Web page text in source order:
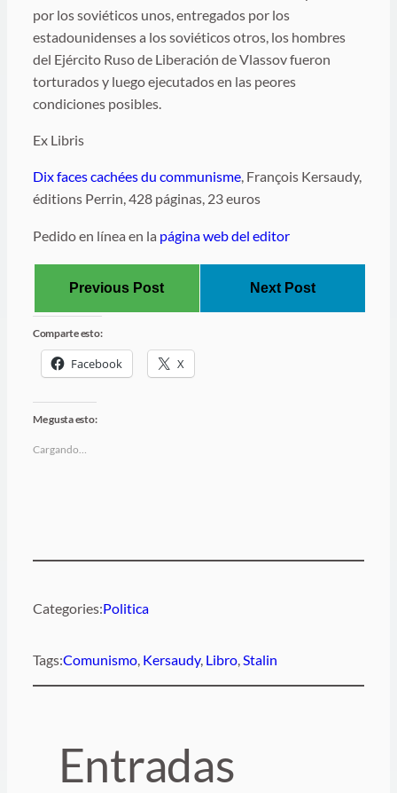
por los soviéticos unos, entregados por los
estadounidenses a los soviéticos otros, los hombres
del Ejército Ruso de Liberación de Vlassov fueron
torturados y luego ejecutados en las peores
condiciones posibles.
Ex Libris
Dix faces cachées du communisme, François Kersaudy,
éditions Perrin, 428 páginas, 23 euros
Pedido en línea en la página web del editor
Previous Post Next Post
Comparte esto:
Facebook X
Me gusta esto:
Cargando…
Categories:Politica
Tags:Comunismo, Kersaudy, Libro, Stalin
Entradas